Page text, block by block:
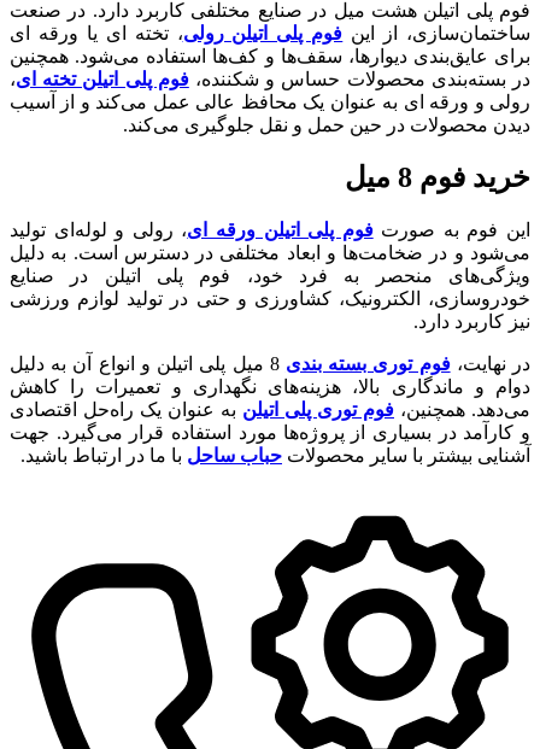
فوم پلی اتیلن هشت میل در صنایع مختلفی کاربرد دارد. در صنعت
ساختمان‌سازی، از این فوم پلی اتیلن رولی، تخته ای یا ورقه ای
برای عایق‌بندی دیوارها، سقف‌ها و کف‌ها استفاده می‌شود. همچنین
در بسته‌بندی محصولات حساس و شکننده،فوم پلی اتیلن تخته ای،
رولی و ورقه ای به عنوان یک محافظ عالی عمل می‌کند و از آسیب
دیدن محصولات در حین حمل و نقل جلوگیری می‌کند.
خرید فوم 8 میل
این فوم به صورتفوم پلی اتیلن ورقه‌ ای، رولی و لوله‌ای تولید
می‌شود و در ضخامت‌ها و ابعاد مختلفی در دسترس است. به دلیل
ویژگی‌های منحصر به فرد خود، فوم پلی اتیلن در صنایع
خودروسازی، الکترونیک، کشاورزی و حتی در تولید لوازم ورزشی
نیز کاربرد دارد.
در نهایت،فوم توری بسته بندی
8 میل پلی اتیلن و انواع آن به دلیل
دوام و ماندگاری بالا، هزینه‌های نگهداری و تعمیرات را کاهش
می‌دهد. همچنین، فوم توری پلی اتیلن به عنوان یک راه‌حل اقتصادی
و کارآمد در بسیاری از پروژه‌ها مورد استفاده قرار می‌گیرد. جهت
آشنایی بیشتر با سایر محصولات حباب ساحل با ما در ارتباط باشید.